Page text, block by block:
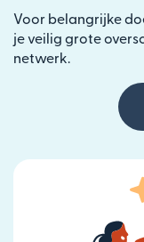
Voor belangrijke
je veilig grote
netwerk.